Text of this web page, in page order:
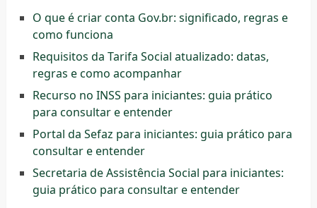
O que é criar conta Gov.br: significado, regras e
como funciona
Requisitos da Tarifa Social atualizado: datas,
regras e como acompanhar
Recurso no INSS para iniciantes: guia prático
para consultar e entender
Portal da Sefaz para iniciantes: guia prático para
consultar e entender
Secretaria de Assistência Social para iniciantes:
guia prático para consultar e entender